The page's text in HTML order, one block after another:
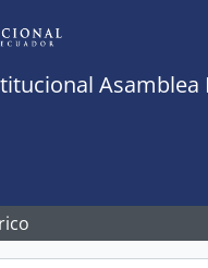
Asamblea